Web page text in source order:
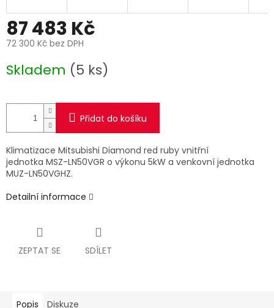
87 483 Kč
72 300 Kč bez DPH
cena:
Skladem (5 ks)
Přidat do košíku
Klimatizace Mitsubishi Diamond red ruby vnitřní
jednotka MSZ-LN50VGR o výkonu 5kW a venkovní jednotka
MUZ-LN50VGHZ.
Detailní informace
ZEPTAT SE SDÍLET
Popis Diskuze